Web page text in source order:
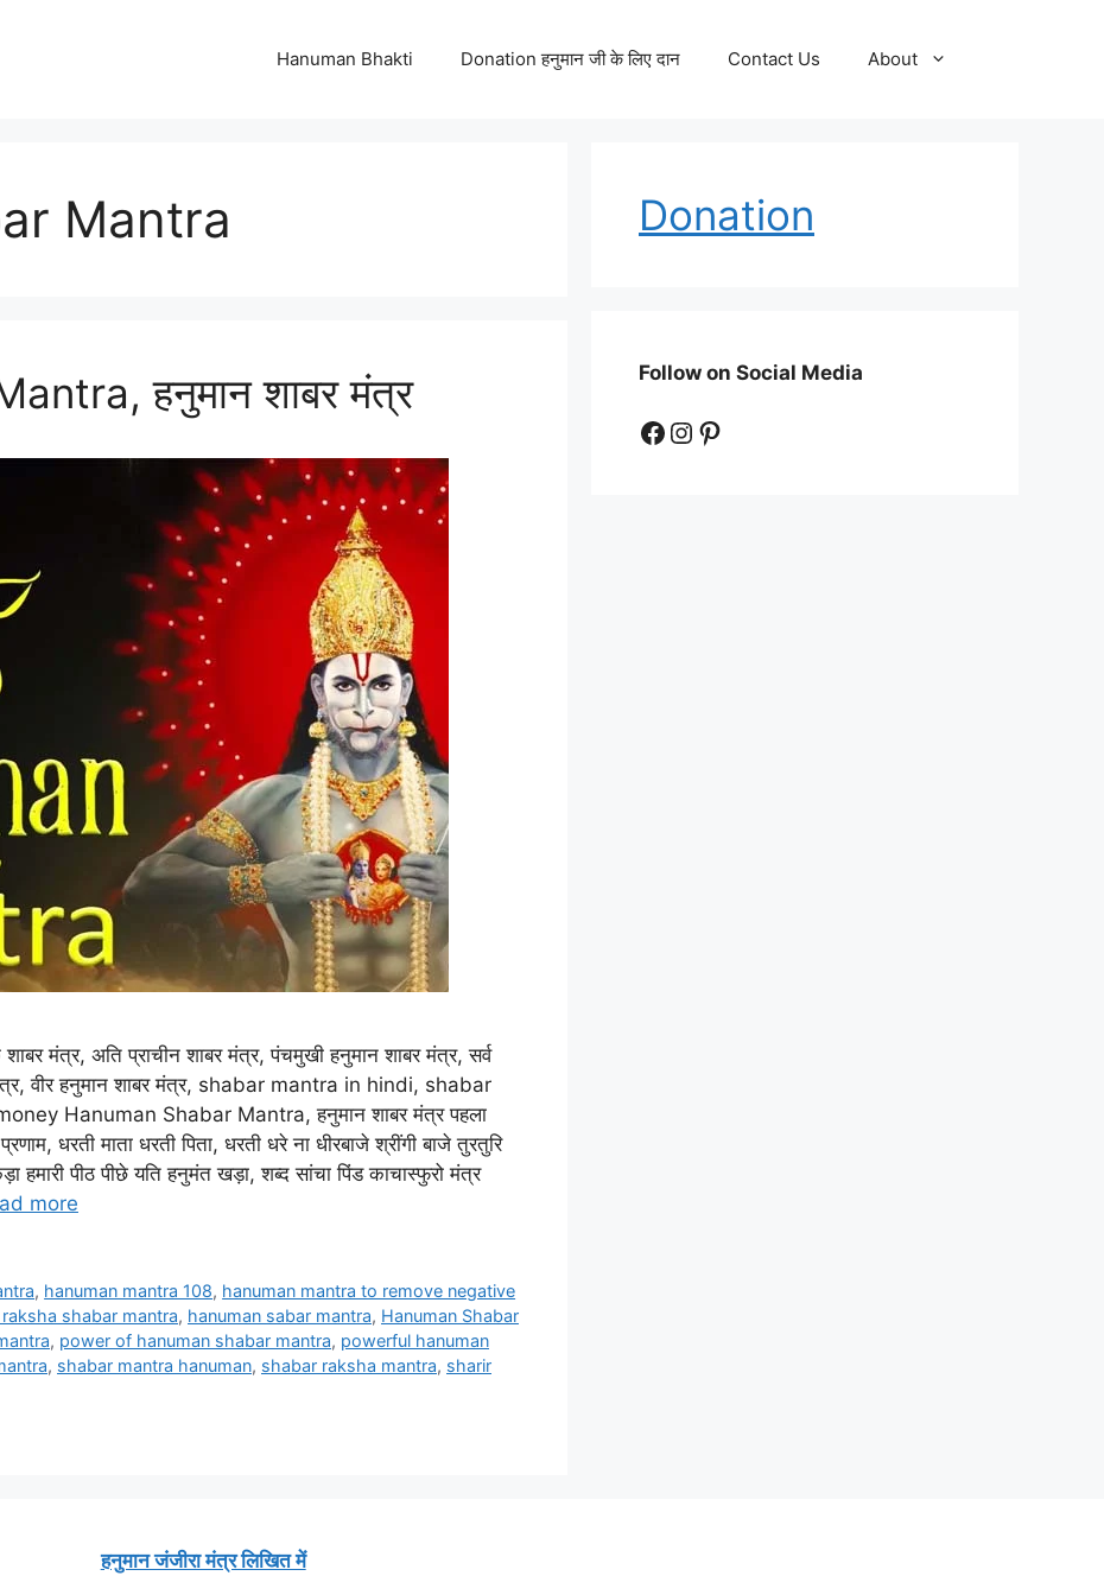
Hanuman Bhakti Donation हनुमान जी के लिए दान Contact Us About
Mantra
हनुमान शाबर मंत्र
मंत्र, अति प्राचीन शाबर मंत्र, पंचमुखी हनुमान शाबर मंत्र, सर्व
मंत्र, वीर हनुमान शाबर मंत्र, shabar mantra in hindi, shabar
Hanuman Shabar Mantra, हनुमान शाबर मंत्र पहला
धरती माता धरती पिता, धरती धरे ना धीरबाजे श्रींगी बाजे तुरतुरि
पीठ पीछे यति हनुमंत खड़ा, शब्द सांचा पिंड काचास्फुरो मंत्र
more
, hanuman mantra 108, hanuman mantra to remove negative
shabar mantra, hanuman sabar mantra, Hanuman Shabar
, power of hanuman shabar mantra, powerful hanuman
, shabar mantra hanuman, shabar raksha mantra, sharir
Donation
Follow on Social Media
Facebook
Instagram
Pinterest
हनुमान जंजीरा मंत्र लिखित में